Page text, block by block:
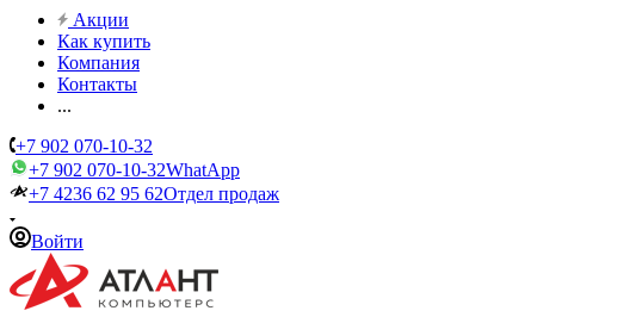
Акции
Как купить
Компания
Контакты
...
+7 902 070-10-32
+7 902 070-10-32WhatApp
+7 4236 62 95 62Отдел продаж
Войти